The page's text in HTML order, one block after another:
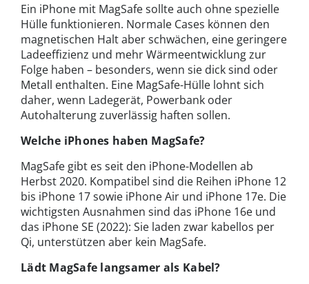
Ein iPhone mit MagSafe sollte auch ohne spezielle
Hülle funktionieren. Normale Cases können den
magnetischen Halt aber schwächen, eine geringere
Ladeeffizienz und mehr Wärmeentwicklung zur
Folge haben – besonders, wenn sie dick sind oder
Metall enthalten. Eine MagSafe-Hülle lohnt sich
daher, wenn Ladegerät, Powerbank oder
Autohalterung zuverlässig haften sollen.
Welche iPhones haben MagSafe?
MagSafe gibt es seit den iPhone-Modellen ab
Herbst 2020. Kompatibel sind die Reihen iPhone 12
bis iPhone 17 sowie iPhone Air und iPhone 17e. Die
wichtigsten Ausnahmen sind das iPhone 16e und
das iPhone SE (2022): Sie laden zwar kabellos per
Qi, unterstützen aber kein MagSafe.
Lädt MagSafe langsamer als Kabel?